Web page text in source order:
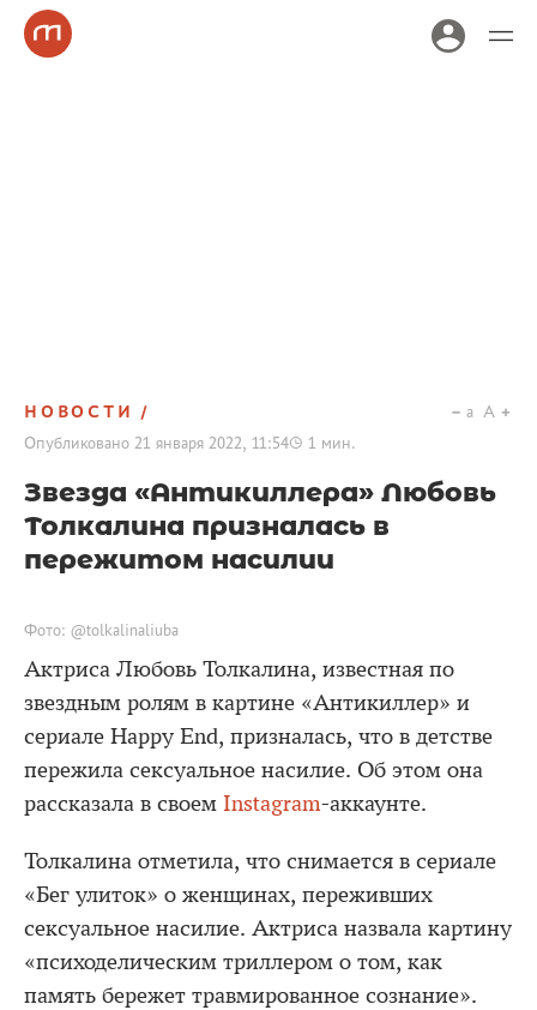
НОВОСТИ
Опубликовано 21 января 2022, 11:54 1 мин.
a A
Звезда «Антикиллера» Любовь
Толкалина призналась в
пережитом насилии
Фото: @tolkalinaliuba
Актриса Любовь Толкалина, известная по
звездным ролям в картине «Антикиллер» и
сериале Happy End, призналась, что в детстве
пережила сексуальное насилие. Об этом она
рассказала в своем Instagram-аккаунте.
Толкалина отметила, что снимается в сериале
«Бег улиток» о женщинах, переживших
сексуальное насилие. Актриса назвала картину
«психоделическим триллером о том, как
память бережет травмированное сознание».